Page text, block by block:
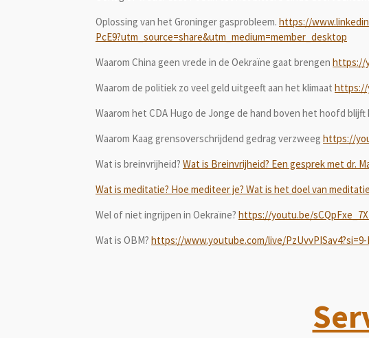
Oplossing van het Groninger gasprobleem. https://
PcE9?utm_source=share&utm_medium=member_desktop
Waarom China geen vrede in de Oekraïne gaat brengen https://
Waarom de politiek zo veel geld uitgeeft aan het klimaat https://
Waarom het CDA Hugo de Jonge de hand boven het hoofd blijft
Waarom Kaag grensoverschrijdend gedrag verzweeg https://
Wat is breinvrijheid? Wat is Breinvrijheid? Een gesprek met dr.
Wat is meditatie? Hoe mediteer je? Wat is het doel van
Wel of niet ingrijpen in Oekraïne? https://youtu.be/
Wat is OBM? https://www.youtube.com/live/PzUvvPISav4?si=9-